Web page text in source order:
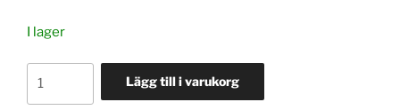
I lager
Lägg till i varukorg